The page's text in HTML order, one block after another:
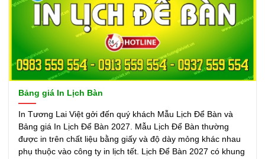
Bảng giá In Lịch Bàn
In Tương Lai Việt gởi đến quý khách Mẫu Lịch Để Bàn và
Bảng giá In Lịch Để Bàn 2027. Mẫu Lịch Để Bàn thường
được in trên chất liệu bằng giấy và độ dày mỏng khác nhau
phụ thuộc vào công ty in lịch tết. Lịch Để Bàn 2027 có khung